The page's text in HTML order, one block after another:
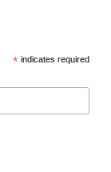
* indicates required